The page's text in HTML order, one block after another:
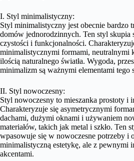
I. Styl minimalistyczny:
Styl minimalistyczny jest obecnie bardzo
domów jednorodzinnych. Ten styl skupia
czystości i funkcjonalności.
minimalistycznymi formami, neutralnymi
ilością naturalnego światła. Wygoda,
minimalizm są ważnymi elementami tego
II. Styl nowoczesny:
Styl nowoczesny to mieszanka prostoty i
Charakteryzuje się asymetrycznymi
dachami, dużymi oknami i używaniem
materiałów, takich jak metal i szkło. Ten
wpasowuje się w nowoczesne potrzeby i
minimalistyczną estetykę, ale z pewnymi
akcentami.